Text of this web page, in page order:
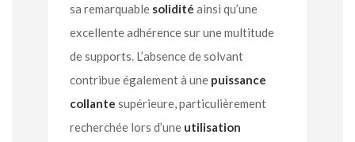
sa remarquable solidité ainsi qu’une
excellente adhérence sur une multitude
de supports. L’absence de solvant
contribue également à une puissance
collante supérieure, particulièrement
recherchée lors d’une utilisation